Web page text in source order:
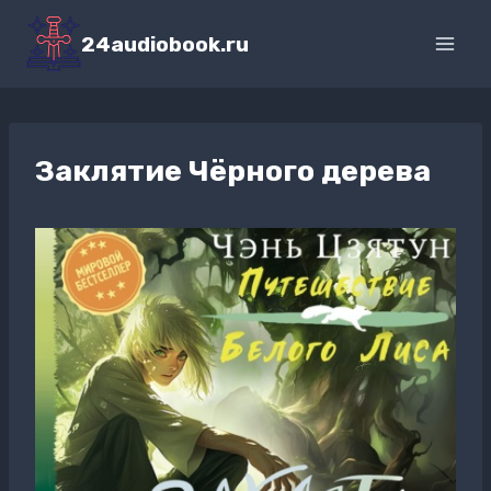
Перейти
содержимому
24audiobook.ru
Заклятие Чёрного дерева